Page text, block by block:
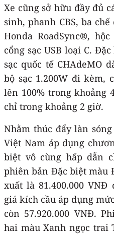
Xe cũng sở hữu đầy đủ
sinh, phanh CBS, ba
Honda RoadSync®,
cổng sạc USB loại C.
sạc quốc tế CHAdeMO
bộ sạc 1.200W đi kèm,
lên 100% trong khoảng
chỉ trong khoảng 2 giờ.
Nhằm thúc đẩy làn
Việt Nam áp dụng
biệt vô cùng hấp dẫn
phiên bản Đặc biệt màu
xuất là 81.400.000
giá kích cầu áp dụng
còn 57.920.000 VNĐ.
hai màu Xanh ngọc trai